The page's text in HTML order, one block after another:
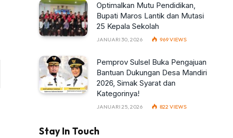
Optimalkan Mutu Pendidikan,
Bupati Maros Lantik dan Mutasi
25 Kepala Sekolah
JANUARI 30, 2026 969VIEWS
Pemprov Sulsel Buka Pengajuan
Bantuan Dukungan Desa Mandiri
2026, Simak Syarat dan
Kategorinya!
JANUARI 25, 2026 822 VIEWS
Stay In Touch